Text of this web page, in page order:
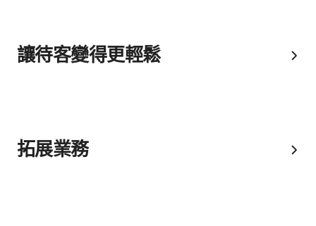
讓待客變得更輕鬆
拓展業務